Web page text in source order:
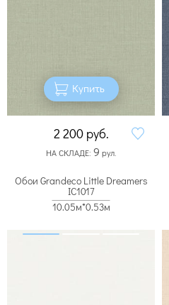
Купить
2 200 руб.
НА СКЛАДЕ: 9 рул.
Обои Grandeco Little Dreamers
IC1017
10.05м*0.53м